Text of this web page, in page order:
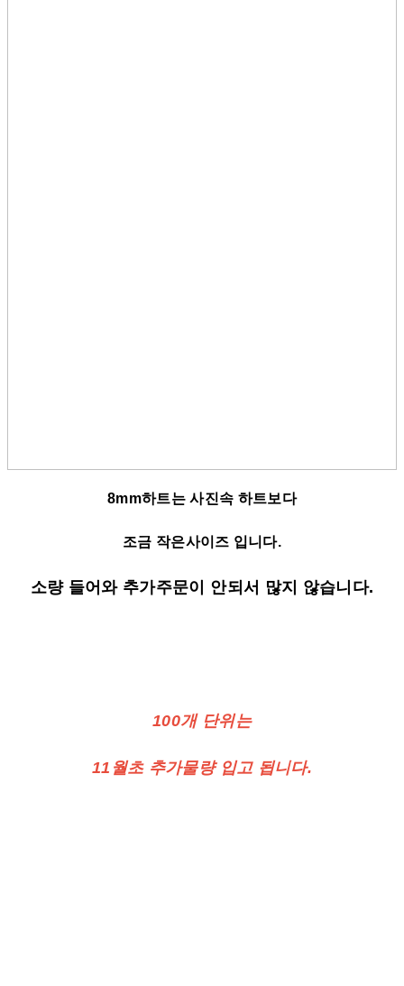
8mm하트는사진속 하트보다
조금 작은사이즈 입니다.
소량 들어와 추가주문이 안되서 많지 않습니다.
100개 단위는
11월초 추가물량 입고 됩니다.